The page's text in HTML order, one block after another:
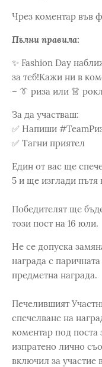
Чрез коментар във
Пълни правила:
✨ Fashion Day
за теб!​Кажи ни в
– 👔 риза или 👗
За да участваш:​
✅ Напиши
✅ Тагни приятел​
Един от вас ще
5 и ще изглади пътя
Победителят ще
този пост на 16 юли.​
Не се допуска
награда с
предметна награда.
Печелившият
спечелване на
коментар под поста
изпратено лично
включил за участие